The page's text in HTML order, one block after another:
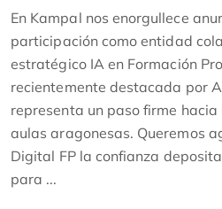
En Kampal nos enorgullece
participación como entidad
estratégico IA en Formación
recientemente destacada por
representa un paso firme
aulas aragonesas. Queremos
Digital FP la confianza
para ...